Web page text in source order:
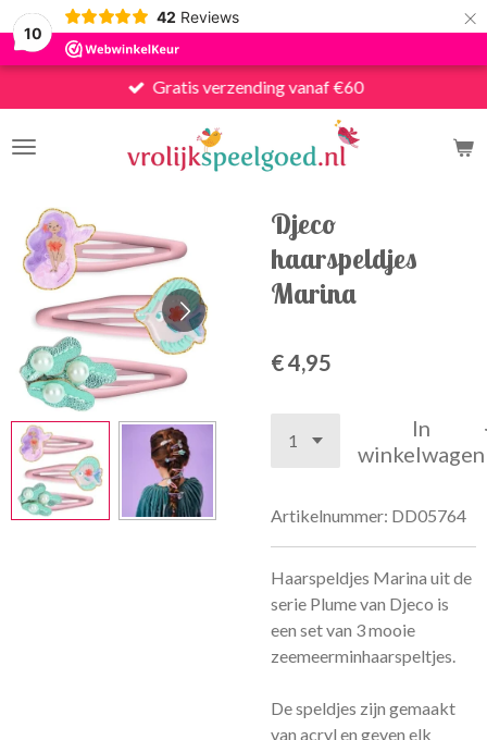
10
42 Reviews ×
Gratis verzending vanaf €60
Djeco
haarspeldjes
Marina
€ 4,95
In
winkelwagen
Artikelnummer: DD05764
Haarspeldjes Marina uit de
serie Plume van Djeco is
een set van 3 mooie
zeemeerminhaarspeltjes.
De speldjes zijn gemaakt
van acryl en geven elk